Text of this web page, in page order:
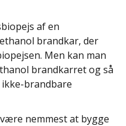
af en
brandkar, der
Men kan man
brandkarret og så
brandbare
nemmest at bygge